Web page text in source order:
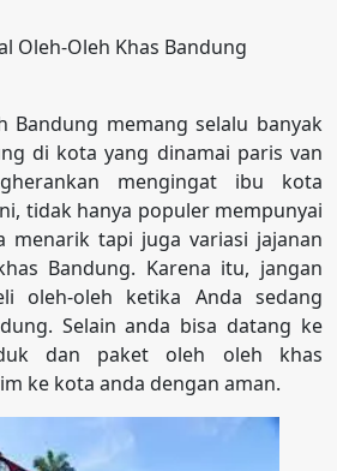
Oleh-Oleh Khas Bandung
Bandung memang selalu banyak
di kota yang dinamai paris van
mengingat ibu kota
tidak hanya populer mempunyai
menarik tapi juga variasi jajanan
Bandung. Karena itu, jangan
oleh-oleh ketika Anda sedang
Selain anda bisa datang ke
dan paket oleh oleh khas
ke kota anda dengan aman.